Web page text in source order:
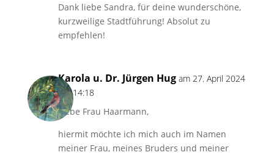
Dank liebe Sandra, für deine wunderschöne,
kurzweilige Stadtführung! Absolut zu
empfehlen!
Karola u. Dr. Jürgen Hug am 27. April 2024
um 14:18
Liebe Frau Haarmann,
hiermit möchte ich mich auch im Namen
meiner Frau, meines Bruders und meiner